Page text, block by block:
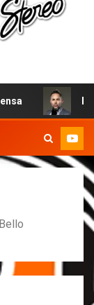
MARCOS